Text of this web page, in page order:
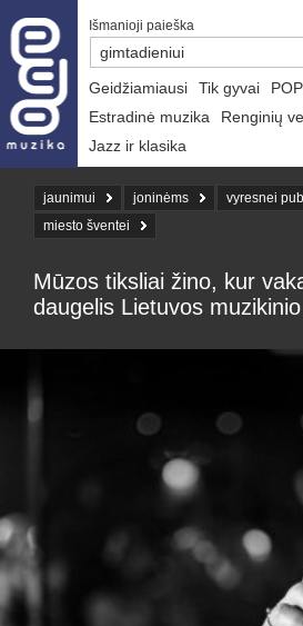
Išmanioji paieška
Geidžiamiausi Tik gyvai
Estradinė muzika
Renginių
Jazz ir klasika
jaunimui joninėms
vyresnei
miesto šventei
Mūzos tiksliai žino, kur
daugelis Lietuvos